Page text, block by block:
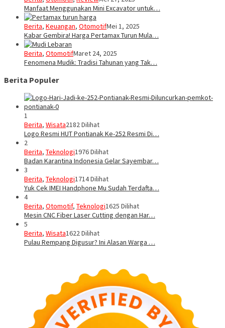
Manfaat Menggunakan Mini Excavator untuk…
Berita, Keuangan, OtomotifMei 1, 2025
Kabar Gembira! Harga Pertamax Turun Mula…
Berita, OtomotifMaret 24, 2025
Fenomena Mudik: Tradisi Tahunan yang Tak…
Berita Populer
1
Berita, Wisata2182 Dilihat
Logo Resmi HUT Pontianak Ke-252 Resmi Di…
2
Berita, Teknologi1976 Dilihat
Badan Karantina Indonesia Gelar Sayembar…
3
Berita, Teknologi1714 Dilihat
Yuk Cek IMEI Handphone Mu Sudah Terdafta…
4
Berita, Otomotif, Teknologi1625 Dilihat
Mesin CNC Fiber Laser Cutting dengan Har…
5
Berita, Wisata1622 Dilihat
Pulau Rempang Digusur? Ini Alasan Warga …